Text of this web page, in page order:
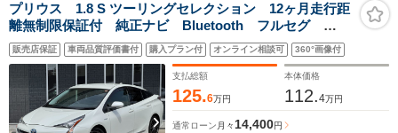
プリウス 1.8 S ツーリングセレクション 12ヶ月走行距
離無制限保証付 純正ナビ Bluetooth フルセグ
CD/DVD バックカメラ ETC シートヒーター ドライ
ブレコーダー 合皮シート 社外17インチアルミホイー
ル LEDヘッドライト
販売店保証 車両品質評価書付 購入プラン付 オンライン相談可 360°画像付
支払総額
125.6万円
本体価格
112.4万円
通常ローン 月々14,400円